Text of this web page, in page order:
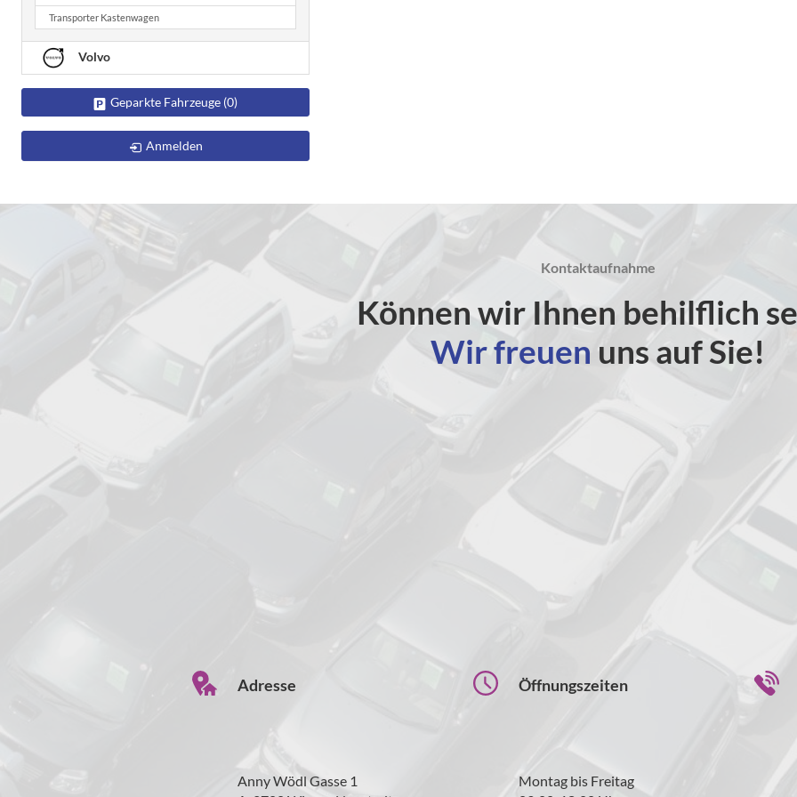
Transporter Kastenwagen
Volvo
Geparkte Fahrzeuge (0)
Anmelden
Kontaktaufnahme
Können wir Ihnen behilflich
Wir freuen uns auf Sie!
Adresse
Anny Wödl Gasse 1
Öffnungszeiten
Montag bis Freitag